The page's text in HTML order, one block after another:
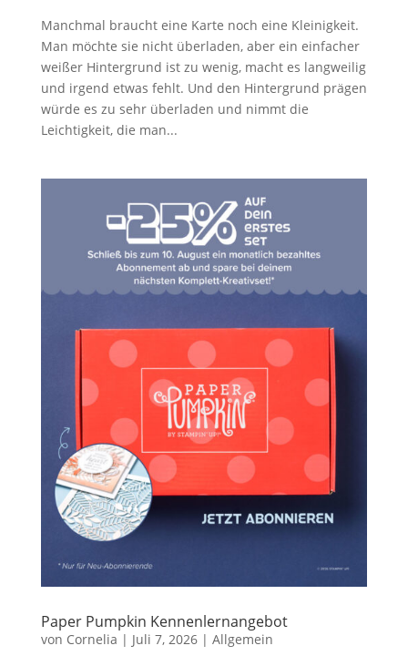
Manchmal braucht eine Karte noch eine Kleinigkeit.
Man möchte sie nicht überladen, aber ein einfacher
weißer Hintergrund ist zu wenig, macht es langweilig
und irgend etwas fehlt. Und den Hintergrund prägen
würde es zu sehr überladen und nimmt die
Leichtigkeit, die man...
Paper Pumpkin Kennenlernangebot
von Cornelia | Juli 7, 2026| Allgemein